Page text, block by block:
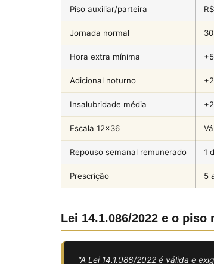
Piso auxiliar/parteira
Jornada normal
Hora extra mínima
Adicional noturno
Insalubridade média
Escala 12×36
Repouso semanal remunerado 1
Prescrição 5
Lei 14.1.086/2022 e o
“A Lei 14.1.086/2022 é válida e